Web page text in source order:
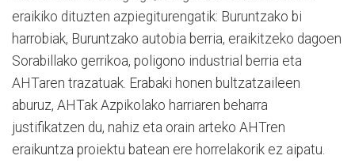
eraikiko dituzten azpiegiturengatik: Buruntzako bi
harrobiak, Buruntzako autobia berria, eraikitzeko dagoen
Sorabillako gerrikoa, poligono industrial berria eta
AHTaren trazatuak. Erabaki honen bultzatzaileen
aburuz, AHTak Azpikolako harriaren beharra
justifikatzen du, nahiz eta orain arteko AHTren
eraikuntza proiektu batean ere horrelakorik ez aipatu.